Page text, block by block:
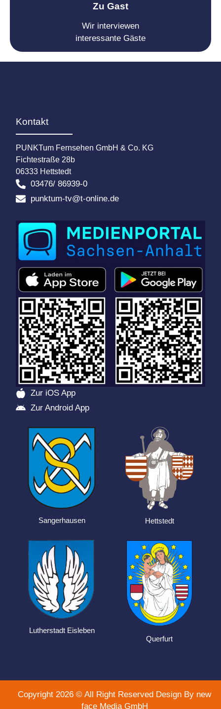
Zu Gast
Wir interviewen
interessante Gäste
Kontakt
PUNKTum Fernsehen GmbH & Co. KG
Fichtestraße 28b
06333 Hettstedt
03476/ 86939-0
punktum-tv@t-online.de
Zur iOS App
Zur Android App
Sangerhausen Hettstedt
Lutherstadt Eisleben
Querfurt
Copyright 2026 © All Right Reserved Design By new
face Media GmbH